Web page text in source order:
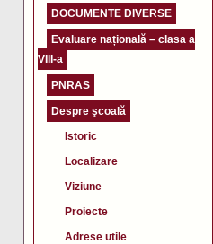
DOCUMENTE DIVERSE
Evaluare națională – clasa a
VIII-a
PNRAS
Despre şcoală
Istoric
Localizare
Viziune
Proiecte
Adrese utile